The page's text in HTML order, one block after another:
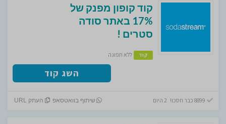
קוד קופון מפנק של
17% באתר סודה
סטרים !
קוד ללא תפוגה
השג קוד
שיתוף בוואטסאפ העתק URL